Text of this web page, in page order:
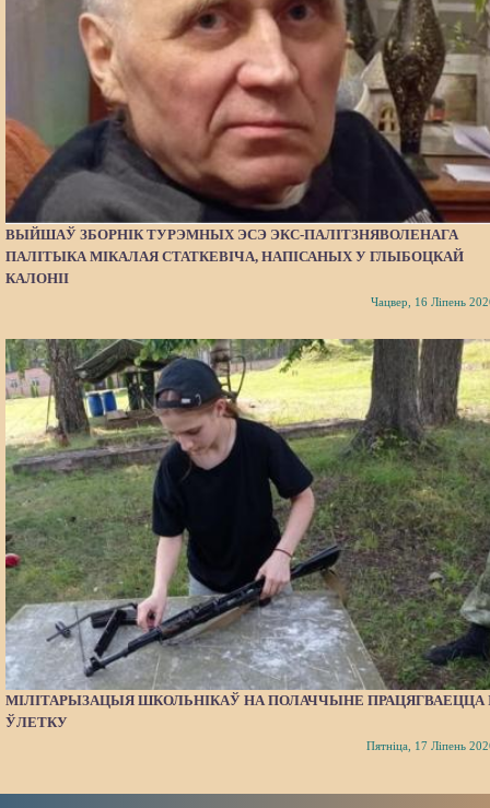
ВЫЙШАЎ ЗБОРНІК ТУРЭМНЫХ ЭСЭ ЭКС-ПАЛІТЗНЯВОЛЕНАГА
ПАЛІТЫКА МІКАЛАЯ СТАТКЕВІЧА, НАПІСАНЫХ У ГЛЫБОЦКАЙ
КАЛОНІІ
Чацвер, 16 Ліпень
МІЛІТАРЫЗАЦЫЯ ШКОЛЬНІКАЎ НА ПОЛАЧЧЫНЕ ПРАЦЯГВАЕЦЦА
ЎЛЕТКУ
Пятніца, 17 Ліпень